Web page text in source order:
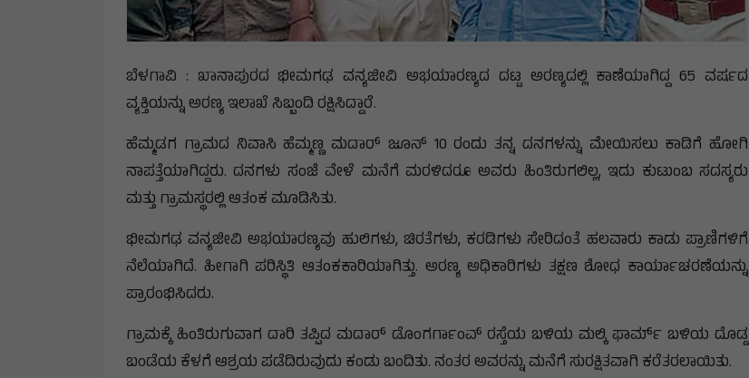
ಬೆಳಗಾವಿ : ಖಾನಾಪುರದ ಭೀಮಗಢ ವನ್ಯಜೀವಿ ಅಭಯಾರಣ್ಯದ ದಟ್ಟ ಅರಣ್ಯದಲ್ಲಿ ಕಾಣೆಯಾಗಿದ್ದ 65 ವರ್ಷದ
ವ್ಯಕ್ತಿಯನ್ನು ಅರಣ್ಯ ಇಲಾಖೆ ಸಿಬ್ಬಂದಿ ರಕ್ಷಿಸಿದ್ದಾರೆ.
ಹೆಮ್ಮಡಗ ಗ್ರಾಮದ ನಿವಾಸಿ ಹೆಮ್ಮಣ್ಣ ಮದಾರ್ ಜೂನ್ 10 ರಂದು ತನ್ನ ದನಗಳನ್ನು ಮೇಯಿಸಲು ಕಾಡಿಗೆ ಹೋಗಿ
ನಾಪತ್ತೆಯಾಗಿದ್ದರು. ದನಗಳು ಸಂಜೆ ವೇಳೆ ಮನೆಗೆ ಮರಳಿದರೂ ಅವರು ಹಿಂತಿರುಗಲಿಲ್ಲ, ಇದು ಕುಟುಂಬ ಸದಸ್ಯರು
ಮತ್ತು ಗ್ರಾಮಸ್ಥರಲ್ಲಿ ಆತಂಕ ಮೂಡಿಸಿತು.
ಭೀಮಗಢ ವನ್ಯಜೀವಿ ಅಭಯಾರಣ್ಯವು ಹುಲಿಗಳು, ಚಿರತೆಗಳು, ಕರಡಿಗಳು ಸೇರಿದಂತೆ ಹಲವಾರು ಕಾಡು ಪ್ರಾಣಿಗಳಿಗೆ
ನೆಲೆಯಾಗಿದೆ. ಹೀಗಾಗಿ ಪರಿಸ್ಥಿತಿ ಆತಂಕಕಾರಿಯಾಗಿತ್ತು. ಅರಣ್ಯ ಅಧಿಕಾರಿಗಳು ತಕ್ಷಣ ಶೋಧ ಕಾರ್ಯಾಚರಣೆಯನ್ನು
ಪ್ರಾರಂಭಿಸಿದರು.
ಗ್ರಾಮಕ್ಕೆ ಹಿಂತಿರುಗುವಾಗ ದಾರಿ ತಪ್ಪಿದ ಮದಾರ್ ಡೊಂಗರ್ಗಾಂವ್ ರಸ್ತೆಯ ಬಳಿಯ ಮಲ್ಕಿ ಫಾರ್ಮ್ ಬಳಿಯ ದೊಡ್ಡ
ಬಂಡೆಯ ಕೆಳಗೆ ಆಶ್ರಯ ಪಡೆದಿರುವುದು ಕಂಡು ಬಂದಿತು. ನಂತರ ಅವರನ್ನು ಮನೆಗೆ ಸುರಕ್ಷಿತವಾಗಿ ಕರೆತರಲಾಯಿತು.